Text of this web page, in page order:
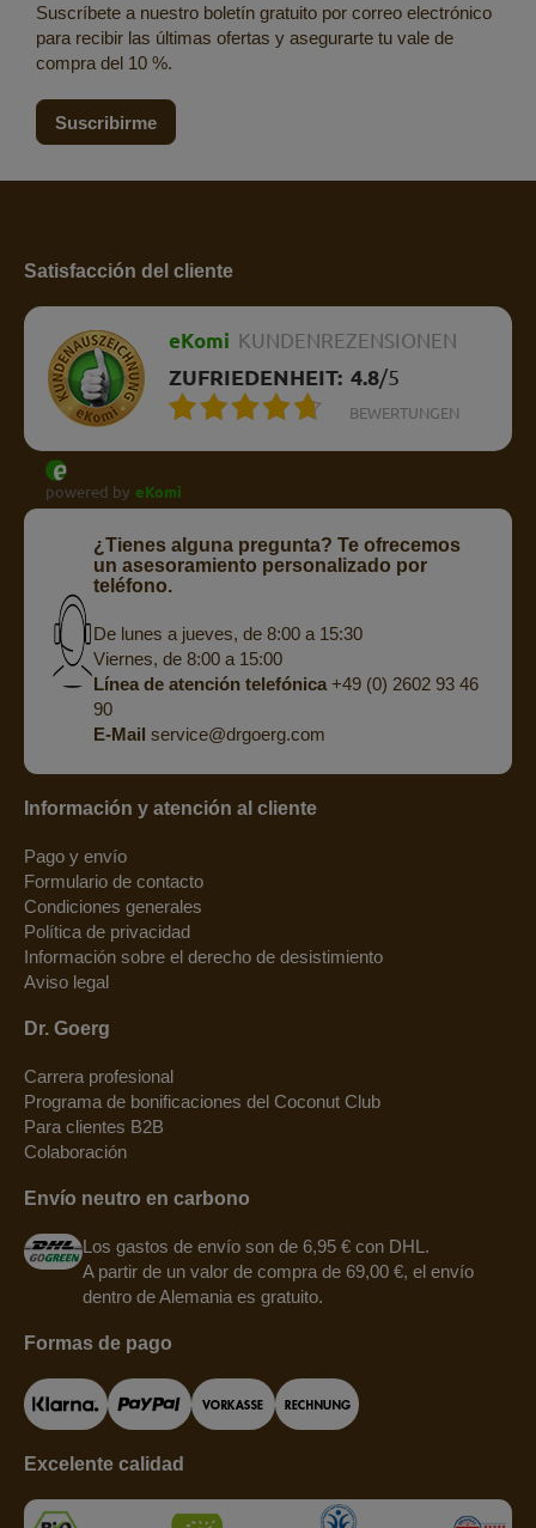
Suscríbete a nuestro boletín gratuito por correo electrónico
para recibir las últimas ofertas y asegurarte tu vale de
compra del 10 %.
Suscribirme
Satisfacción del cliente
eKomi KUNDENREZENSIONEN
ZUFRIEDENHEIT: 4.8/5
BEWERTUNGEN
powered by eKomi
¿Tienes alguna pregunta? Te ofrecemos
un asesoramiento personalizado por
teléfono.
De lunes a jueves, de 8:00 a 15:30
Viernes, de 8:00 a 15:00
Línea de atención telefónica+49 (0) 2602 93 46
90
E-Mail service@drgoerg.com
Información y atención al cliente
Pago y envío
Formulario de contacto
Condiciones generales
Política de privacidad
Información sobre el derecho de desistimiento
Aviso legal
Dr. Goerg
Carrera profesional
Programa de bonificaciones del Coconut Club
Para clientes B2B
Colaboración
Envío neutro en carbono
Los gastos de envío son de 6,95 € con DHL.
A partir de un valor de compra de 69,00 €, el envío
dentro de Alemania es gratuito.
Formas de pago
Excelente calidad